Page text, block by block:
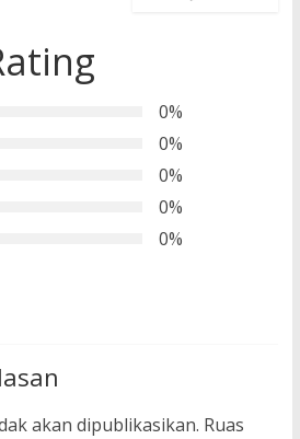
0%
0%
0%
0%
0%
akan dipublikasikan. Ruas